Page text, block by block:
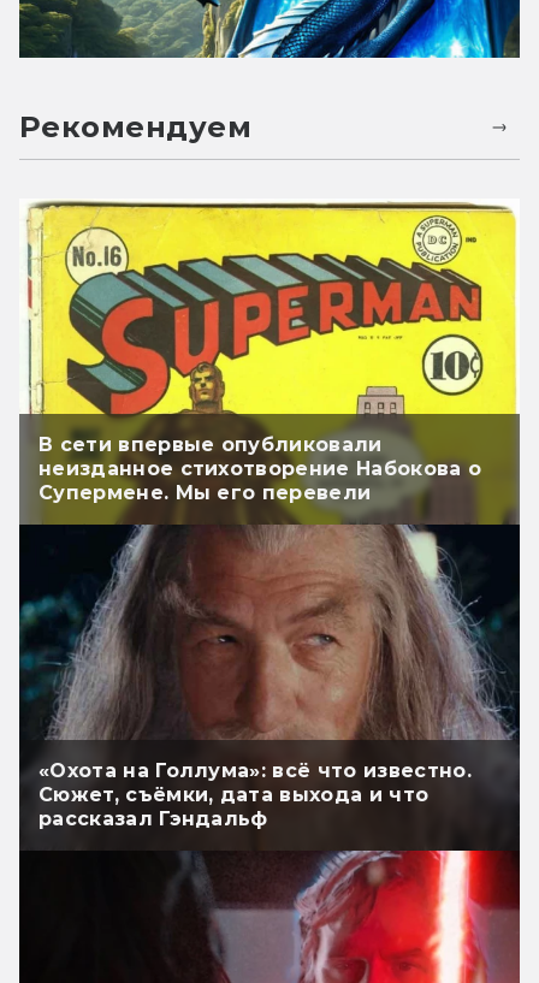
Рекомендуем
В сети впервые опубликовали
неизданное стихотворение Набокова о
Супермене. Мы его перевели
«Охота на Голлума»: всё что известно.
Сюжет, съёмки, дата выхода и что
рассказал Гэндальф